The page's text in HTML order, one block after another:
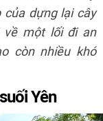
của dựng lại cây
về một lối đi an
còn nhiều khó
Yên